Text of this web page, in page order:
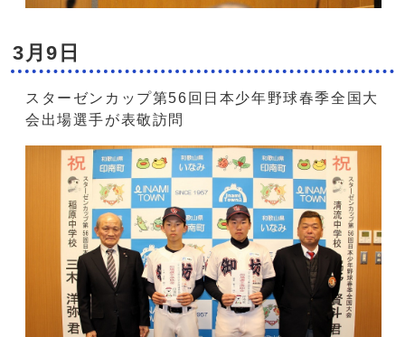
3月9日
スターゼンカップ第56回日本少年野球春季全国大
会出場選手が表敬訪問